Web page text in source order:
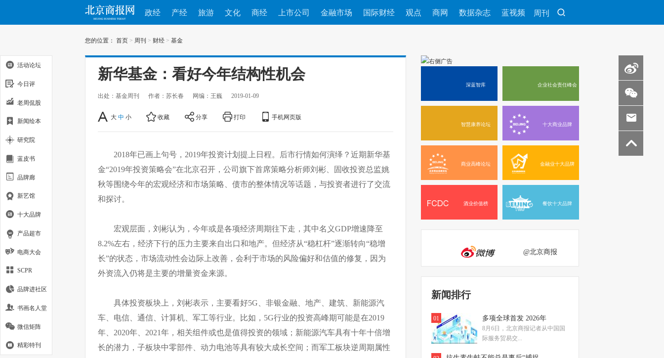
政经 产经 旅游 文化 商经 上市公司 金融市场 国际财经 观点 商网 数据杂志 蓝视频 周刊
您的位置： 首页 > 周刊 > 财经 > 基金
新华基金：看好今年结构性机会
出处：基金周刊 作者：苏长春 网编：王巍 2019-01-09
大 中 小 收藏 分享 打印 手机网页版
2018年已画上句号，2019年投资计划提上日程。后市行情如何演绎？近期新华基
金“2019年投资策略会”在北京召开，公司旗下首席策略分析师刘彬、固收投资总监姚
秋等围绕今年的宏观经济和市场策略、债市的整体情况等话题，与投资者进行了交流
和探讨。
宏观层面，刘彬认为，今年或是各项经济周期往下走，其中名义GDP增速降至
8.2%左右，经济下行的压力主要来自出口和地产。但经济从“稳杠杆”逐渐转向“稳增
长”的状态，市场流动性会边际上改善，会利于市场的风险偏好和估值的修复，因为
外资流入仍将是主要的增量资金来源。
具体投资板块上，刘彬表示，主要看好5G、非银金融、地产、建筑、新能源汽
车、电信、通信、计算机、军工等行业。比如，5G行业的投资高峰期可能是在2019
年、2020年、2021年，相关组件或也是值得投资的领域；新能源汽车具有十年十倍增
长的潜力，子板块中零部件、动力电池等具有较大成长空间；而军工板块逆周期属性
深蓝智库 企业社会责任峰会
智慧康养论坛 十大商业品牌
商业高峰论坛 金融业十大品牌
酒业价值榜 餐饮十大品牌
@北京商报
新闻排行
01 多项全球首发 2026年
8月6日，北京商报记者从中国国
际服务贸易交...
活动论坛
今日评
老周侃股
新闻绘本
研究院
蓝皮书
品牌廊
新艺馆
十大品牌
产品超市
电商大会
SCPR
品牌进社区
书画名人堂
微信矩阵
精彩特刊